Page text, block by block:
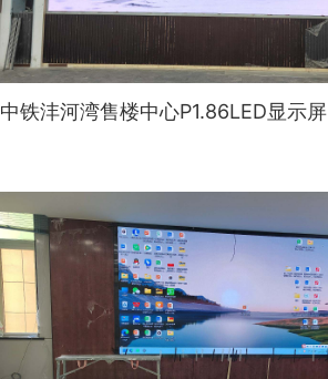
中铁沣河湾售楼中心P1.86LED显示屏